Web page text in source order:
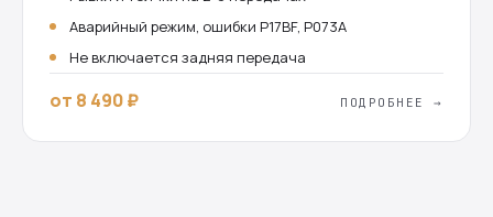
Аварийный режим, ошибки P17BF, P073A
Не включается задняя передача
от 8 490 ₽ ПОДРОБНЕЕ →